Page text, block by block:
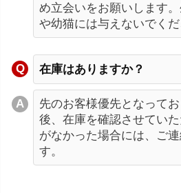
め立会いをお願いします
や幼猫には与えないでくだ
在庫はありますか？
先のお客様優先となって
後、在庫を確認させてい
がなかった場合には、ご
す。